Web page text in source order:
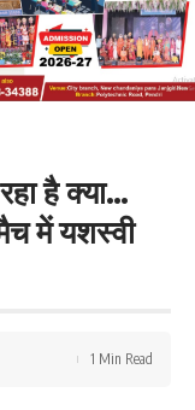
है क्या…
मैच में यशस्वी
1 Min Read